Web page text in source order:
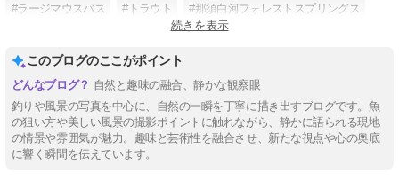
#ラージマウスバス #トラウト #那須白河フォレストスプリングス
続きを表示
このブログのここがポイント
自然と趣味の融合、静かな観察眼
釣りや風景の写真を中心に、自然の一瞬を丁寧に描き出すブログです。魚
の狙い方や美しい風景の撮影ポイントに触れながら、静かに語られる現地
の情景や雰囲気が魅力。趣味と芸術性を融合させ、新たな視点や心の奥底
に響く瞬間を伝えています。